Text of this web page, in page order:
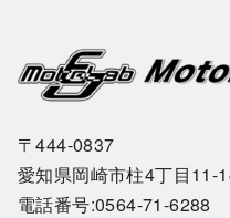
〒444-0837
愛知県岡崎市柱4丁目11-
電話番号:0564-71-6288